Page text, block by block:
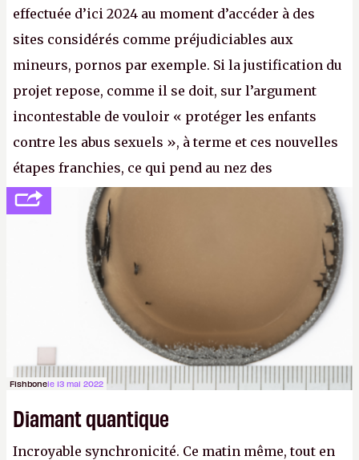
effectuée d’ici 2024 au moment d’accéder à des
sites considérés comme préjudiciables aux
mineurs, pornos par exemple. Si la justification du
projet repose, comme il se doit, sur l’argument
incontestable de vouloir « protéger les enfants
contre les abus sexuels », à terme et ces nouvelles
étapes franchies, ce qui pend au nez des
internautes est à n'en point douter la mise en place
de l’identification obligatoire pour se connecter au
http://cpc.cx/AH432N1
- Crédit photo : Pexels -
Fishbonele 13 mai 2022
Diamant quantique
Incroyable synchronicité. Ce matin même, tout en